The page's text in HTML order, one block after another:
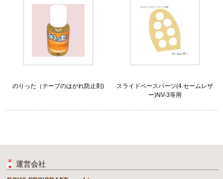
のりった（テープのはがれ防止剤)
スライドベースパーツ(4.セームレザ
ー)NV-3等用
運営会社